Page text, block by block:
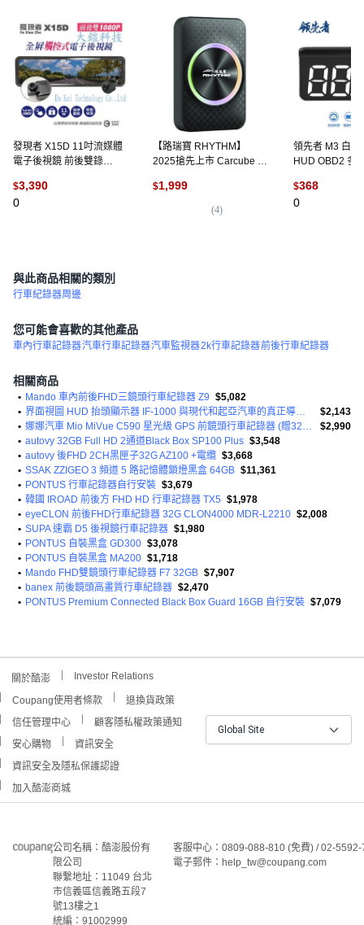
發現者 X15D 11吋流媒體
電子後視鏡 前後雙錄
藍牙耳機及32G記憶卡
$3,390
0
【路瑞寶 RHYTHM】
2025搶先上市 Carcube II
音 投屏, 詳見包裝
$1,999
(4)
領先者 M3 白光
HUD OBD2 多
$368
0
與此商品相關的類別
行車紀錄器周邊
您可能會喜歡的其他產品
車內行車記錄器汽車行車記錄器汽車監視器2k行車記錄器前後行車紀錄器
相關商品
• Mando 車內前後FHD三鏡頭行車紀錄器 Z9 $5,082
•
界面視圖 HUD 抬頭顯示器 IF-1000 與現代和起亞汽車的真正導航相連
$2,143
•
娜娜汽車 Mio MiVue C590 星光級 GPS 前鏡頭行車記錄器 (贈32G記憶卡)
$2,990
• autovy 32GB Full HD 2通道Black Box SP100 Plus $3,548
• autovy 後FHD 2CH黑匣子32G AZ100 +電纜 $3,668
• SSAK ZZIGEO 3 頻道 5 路記憶體鎖燈黑盒 64GB $11,361
• PONTUS 行車記錄器自行安裝 $3,679
• 韓國 IROAD 前後方 FHD HD 行車記錄器 TX5 $1,978
• eyeCLON 前後FHD行車紀錄器 32G CLON4000 MDR-L2210 $2,008
• SUPA 速霸 D5 後視鏡行車記錄器 $1,980
• PONTUS 自裝黑盒 GD300 $3,078
• PONTUS 自裝黑盒 MA200 $1,718
• Mando FHD雙鏡頭行車紀錄器 F7 32GB $7,907
• banex 前後鏡頭高畫質行車紀錄器 $2,470
• PONTUS Premium Connected Black Box Guard 16GB 自行安裝 $7,079
關於酷澎 Investor Relations
Coupang使用者條款
退換貨政策
信任管理中心
顧客隱私權政策通知
安心購物
資訊安全
資訊安全及隱私保護認證
加入酷澎商城
Global Site
公司名稱：酷澎股份有
限公司
聯繫地址：11049 台北
市信義區信義路五段7
號13樓之1
統編：91002999
客服中心：0809-088-810 (免費) / 02-
電子郵件：help_tw@coupang.com